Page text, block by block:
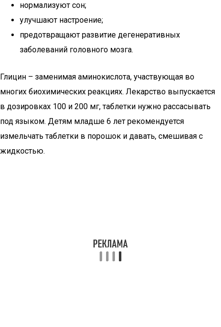
нормализуют сон;
улучшают настроение;
предотвращают развитие дегенеративных
заболеваний головного мозга.
Глицин – заменимая аминокислота, участвующая во
многих биохимических реакциях. Лекарство выпускается
в дозировках 100 и 200 мг, таблетки нужно рассасывать
под языком. Детям младше 6 лет рекомендуется
измельчать таблетки в порошок и давать, смешивая с
жидкостью.